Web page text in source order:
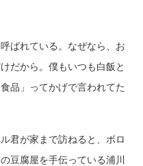
ばれている。なぜなら、お
だから。僕もいつも白飯と
品」ってかげで言われてた
君が家まで訪ねると、ボロ
豆腐屋を手伝っている浦川